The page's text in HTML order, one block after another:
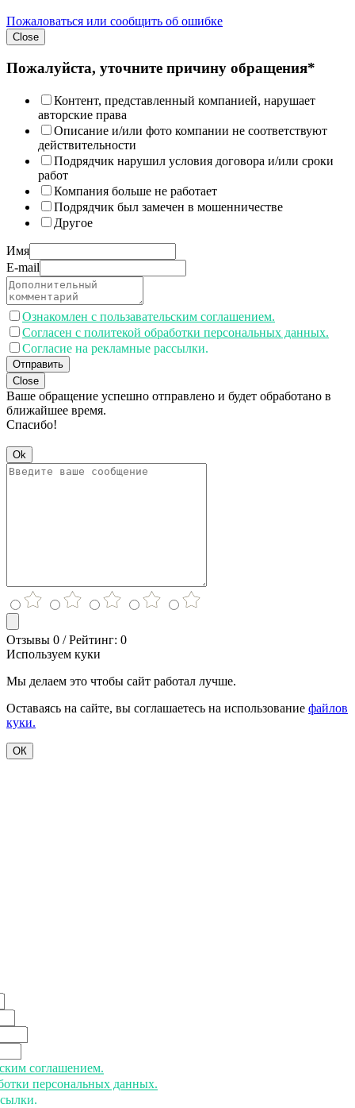
Пожаловаться или сообщить об ошибке
Close
Пожалуйста, уточните причину обращения*
Контент, представленный компанией, нарушает
авторские права
Описание и/или фото компании не соответствуют
действительности
Подрядчик нарушил условия договора и/или сроки
работ
Компания больше не работает
Подрядчик был замечен в мошенничестве
Другое
Имя
E-mail
Ознакомлен с пользавательским соглашением.
Согласен с политекой обработки персональных данных.
Согласие на рекламные рассылки.
Отправить
Close
Ваше обращение успешно отправлено и будет обработано в
ближайшее время.
Спасибо!
Ok
Отзывы 0 / Рейтинг: 0
Используем куки
Мы делаем это чтобы сайт работал лучше.
Оставаясь на сайте, вы соглашаетесь на использование файлов
куки.
ОК
соглашением.
персональных данных.